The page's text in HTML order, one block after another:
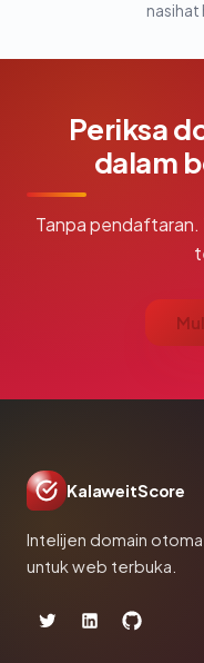
nasihat
Periksa
dalam
Tanpa pendaftaran.
KalaweitScore
Intelijen domain
untuk web terbuka.